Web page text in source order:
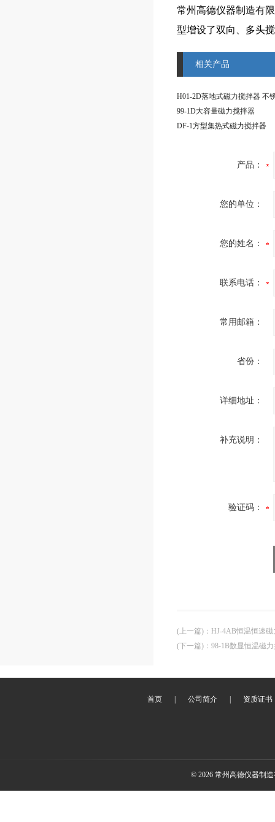
常州高德仪器制造有
型增设了双向、多头
相关产品
99-1D大容量磁力搅拌器
DF-1方型集热式磁力搅拌器
产品：
您的单位：
您的姓名：
联系电话：
常用邮箱：
省份：
详细地址：
补充说明：
验证码：
(上一篇) ： HJ-4AB恒温恒速
(下一篇) ： 98-1B数显恒温磁
首页 公司简介 资质证书
© 2026 常州高德仪器制